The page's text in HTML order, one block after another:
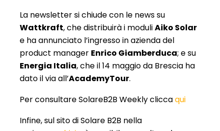
La newsletter si chiude con le news su
Wattkraft, che distribuirà i moduliAiko Solar
e ha annunciato l’ingresso in azienda del
product manager Enrico Giamberduca; e su
Energia Italia, che il 14 maggio da Brescia ha
dato il via all’AcademyTour.
Per consultare SolareB2B Weekly cliccaqui
Infine, sul sito di Solare B2B nella